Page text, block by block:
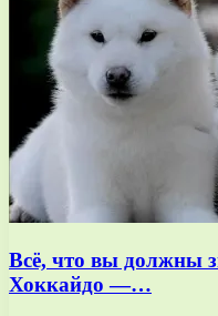
Всё, что вы должны
Хоккайдо —…